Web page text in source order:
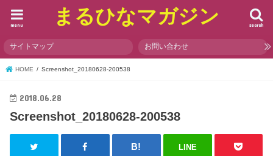
まるひなマガジン search
menu
サイトマップ お問い合わせ
HOME Screenshot_20180628-200538
2018.06.28
Screenshot_20180628-200538
LINE